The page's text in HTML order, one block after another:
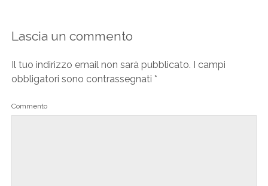
Lascia un commento
Il tuo indirizzo email non sarà pubblicato. I campi
obbligatori sono contrassegnati *
Commento